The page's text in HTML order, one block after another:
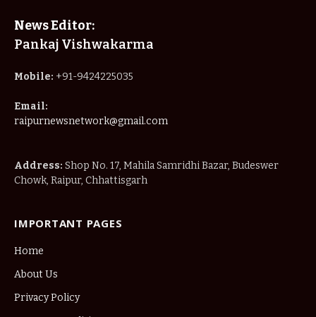
News Editor:
Pankaj Vishwakarma
Mobile: +91-9424225035
Email:
raipurnewsnetwork@gmail.com
Address: Shop No. 17, Mahila Samridhi Bazar, Budeswer
Chowk, Raipur, Chhattisgarh
IMPORTANT PAGES
Home
About Us
Privacy Policy